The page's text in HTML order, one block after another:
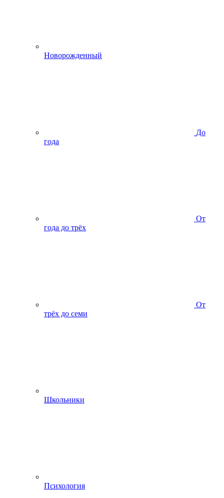
Новорожденный
До
года
От
года до трёх
От
трёх до семи
Школьники
Психология